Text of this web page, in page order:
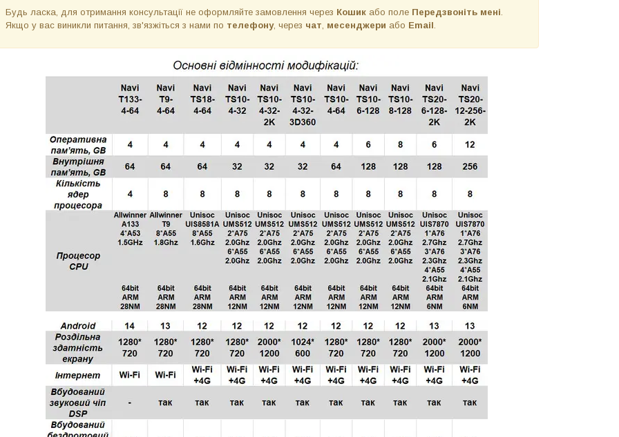
Будь ласка, для отримання консультації не оформляйте замовлення через Кошик або поле Передзвоніть мені
Якщо у вас виникли питання, зв'язжіться з нами по телефону, через чат месенджери або Email